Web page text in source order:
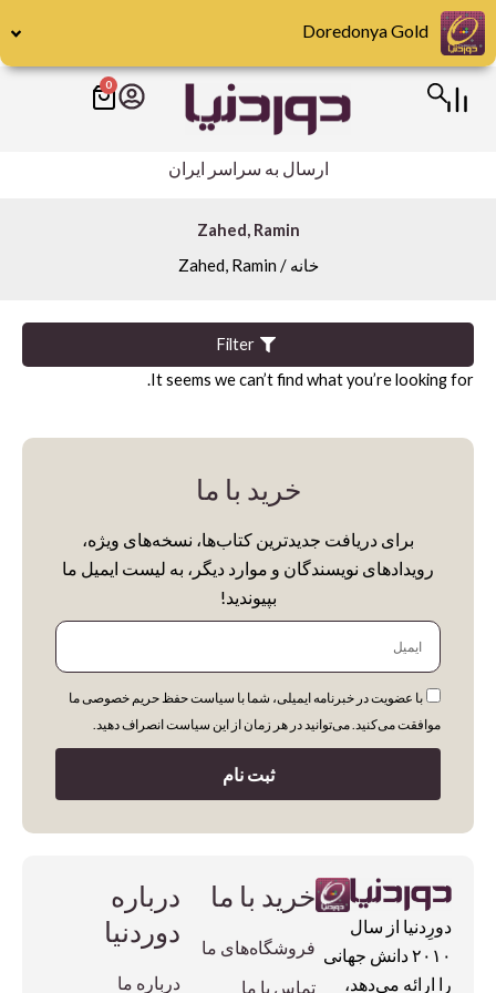
پرش
به
محتوا
0
سبد
ارسال به سراسر ایران
Zahed, Ramin
خانه / Zahed, Ramin
Filter
Publishers
Skira
Category
Architecture
Biography
Cars & Motorcycle
Colouring Books
Cooking
Design
It seems we can’t find what you’re looking for.
خرید با ما
برای دریافت جدیدترین کتاب‌ها، نسخه‌های ویژه،
رویدادهای نویسندگان و موارد دیگر، به لیست ایمیل ما
بپیوندید!
ایمیل
با عضویت در خبرنامه ایمیلی، شما با سیاست حفظ حریم خصوصی ما
موافقت می‌کنید. می‌توانید در هر زمان از این سیاست انصراف دهید.
ثبت نام
دورِدنیا از سال
۲۰۱۰ دانش جهانی
را ارائه می‌دهد،
خرید با ما
فروشگاه‌های ما
تماس با ما
درباره
دوردنیا
درباره ما